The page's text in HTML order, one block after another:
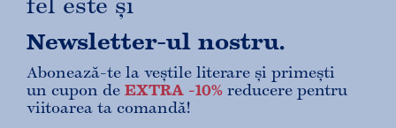
Newsletter-ul nostru.
Abonează-te la veștile literare și primești
un cupon de EXTRA -10% reducere pentru
viitoarea ta comandă!